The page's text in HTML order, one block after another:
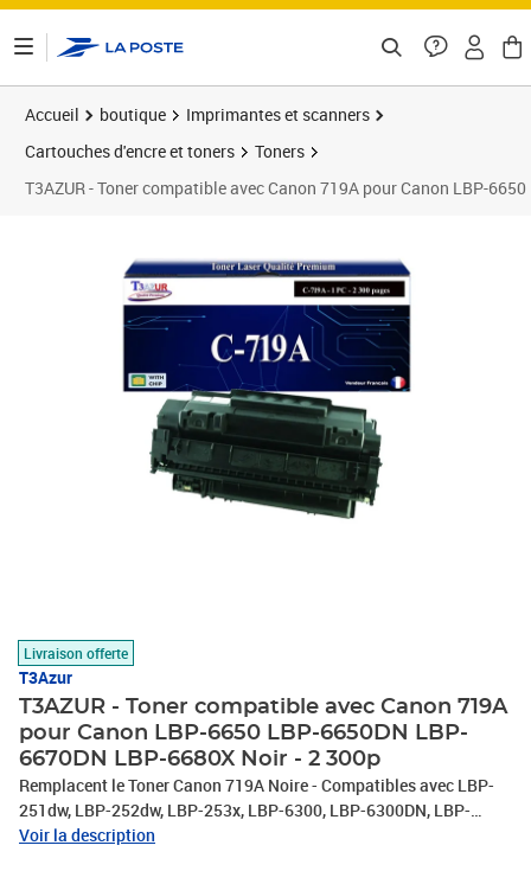
Accueil boutique
Imprimantes et scanners
Cartouches d'encre et toners
Toners
T3AZUR - Toner compatible avec Canon 719A pour Canon LBP-
Livraison offerte
T3Azur
T3AZUR - Toner compatible avec Canon 719A
pour Canon LBP-6650 LBP-6650DN LBP-
6670DN LBP-6680X Noir - 2 300p
Remplacent le Toner Canon 719A Noire - Compatibles avec LBP-
251dw, LBP-252dw, LBP-253x, LBP-6300, LBP-6300DN, LBP-
310DN, LBP-6650, LBP-6650DN, LBP-6670DN, LBP-6680X, MF-
Voir la description